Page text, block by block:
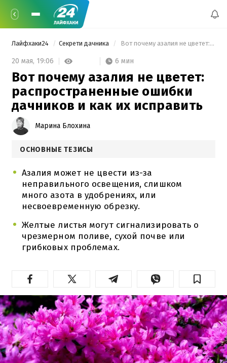
Лайфхаки24 Секрети дачника Вот почему азалия не цветет: распространенные ошибки дачников и как их исправить
20 мая, 19:06 6 мин
Вот почему азалия не цветет:
распространенные ошибки
дачников и как их исправить
Марина Блохина
ОСНОВНЫЕ ТЕЗИСЫ
Азалия может не цвести из-за
неправильного освещения, слишком
много азота в удобрениях, или
несвоевременную обрезку.
Желтые листья могут сигнализировать о
чрезмерном поливе, сухой почве или
грибковых проблемах.